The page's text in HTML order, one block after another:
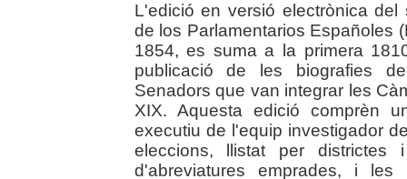
L'edició en versió electrònica
de los Parlamentarios Españoles
1854, es suma a la primera
publicació de les biografies
Senadors que van integrar les
XIX. Aquesta edició comprèn
executiu de l'equip investigador
eleccions, llistat per
d'abreviatures emprades, i